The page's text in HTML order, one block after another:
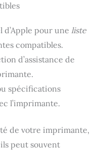
pour une liste
compatibles.
d’assistance de
spécifications
l’imprimante.
de votre imprimante,
peut souvent